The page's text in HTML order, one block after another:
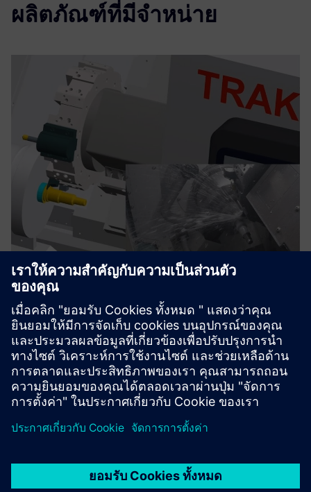
ผลิตภัณฑ์ที่มีจำหน่าย
TRAK Run MyVirtual Machine
The Run MyVirtual Machine is sold with Digital Twin of
TRAK machines.Work in a rich simulation environment with
high-fidelity machine representations.
เรียนรู้เพิ่มเติม